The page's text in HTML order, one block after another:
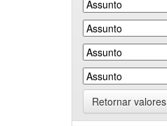
Retornar valores